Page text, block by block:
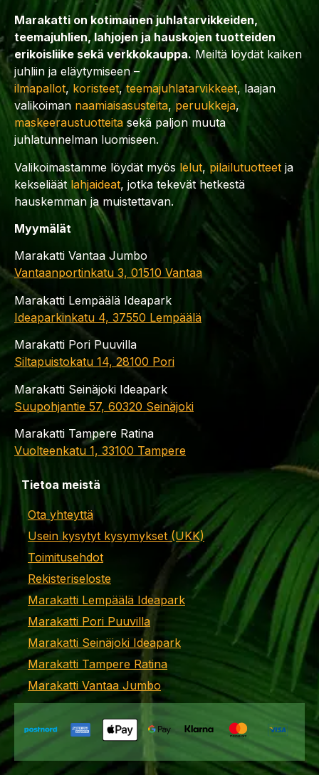
Marakatti on kotimainen juhlatarvikkeiden,
teemajuhlien, lahjojen ja hauskojen tuotteiden
erikoisliike sekä verkkokauppa. Meiltä löydät kaiken
juhliin ja eläytymiseen –
ilmapallot, koristeet,teemajuhlatarvikkeet, laajan
valikoiman naamiaisasusteita, peruukkeja,
maskeeraustuotteita sekä paljon muuta
juhlatunnelman luomiseen.
Valikoimastamme löydät myös lelut,pilailutuotteet ja
kekseliäät lahjaideat, jotka tekevät hetkestä
hauskemman ja muistettavan.
Myymälät
Marakatti Vantaa Jumbo
Vantaanportinkatu 3, 01510 Vantaa
Marakatti Lempäälä Ideapark
Ideaparkinkatu 4, 37550 Lempäälä
Marakatti Pori Puuvilla
Siltapuistokatu 14, 28100 Pori
Marakatti Seinäjoki Ideapark
Suupohjantie 57, 60320 Seinäjoki
Marakatti Tampere Ratina
Vuolteenkatu 1, 33100 Tampere
Tietoa meistä
Ota yhteyttä
Usein kysytyt kysymykset (UKK)
Toimitusehdot
Rekisteriseloste
Marakatti Lempäälä Ideapark
Marakatti Pori Puuvilla
Marakatti Seinäjoki Ideapark
Marakatti Tampere Ratina
Marakatti Vantaa Jumbo